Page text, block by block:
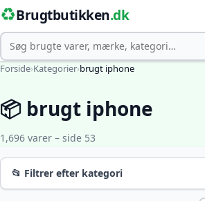
♻️Brugtbutikken.dk
Søg
Forside›Kategorier›brugt iphone
📦 brugt iphone
1,696 varer – side 53
📂 Filtrer efter kategori